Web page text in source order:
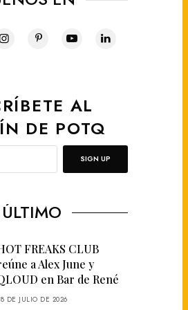
AL
DE POTQ
SIGN UP
FREAKS CLUB
a Alex June y
en Bar de René
DE JULIO DE 2026